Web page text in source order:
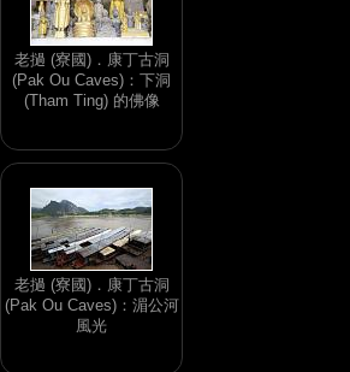
老撾 (寮國)．康丁古洞
(Pak Ou Caves)：下洞
(Tham Ting) 的佛像
老撾 (寮國)．康丁古洞
(Pak Ou Caves)：湄公河
風光